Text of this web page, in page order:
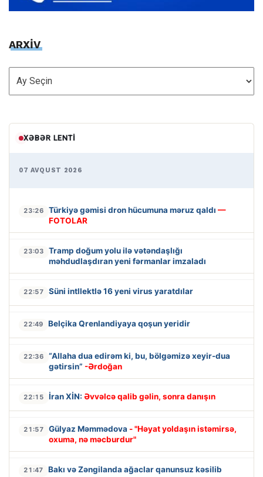
ARXİV
ARXİV
XƏBƏR LENTI
07 AVQUST 2026
23:26 Türkiyə gəmisi dron hücumuna məruz qaldı —
FOTOLAR
23:03
Tramp doğum yolu ilə vətəndaşlığı
məhdudlaşdıran yeni fərmanlar imzaladı
22:57 Süni intllektlə 16 yeni virus yaratdılar
22:49 Belçika Qrenlandiyaya qoşun yeridir
22:36
“Allaha dua edirəm ki, bu, bölgəmizə xeyir-dua
gətirsin” -Ərdoğan
22:15 İran XİN: Əvvəlcə qalib gəlin, sonra danışın
21:57 Gülyaz Məmmədova - "Həyat yoldaşın istəmirsə,
oxuma, nə məcburdur"
21:47 Bakı və Zəngilanda ağaclar qanunsuz kəsilib